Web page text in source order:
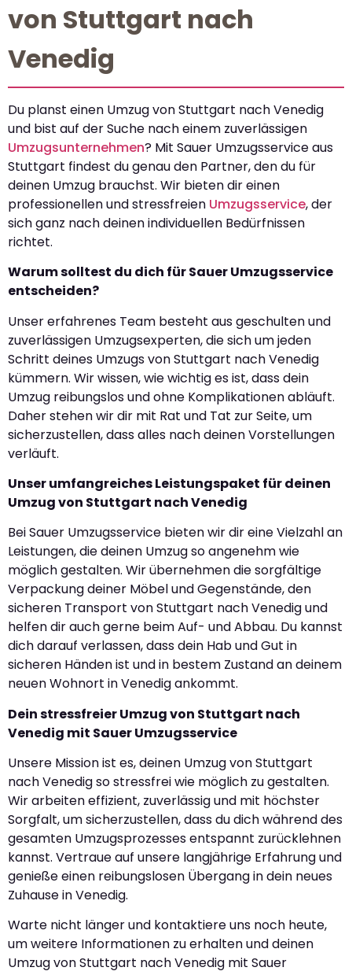
von Stuttgart nach
Venedig
Du planst einen Umzug von Stuttgart nach Venedig
und bist auf der Suche nach einem zuverlässigen
Umzugsunternehmen? Mit Sauer Umzugsservice aus
Stuttgart findest du genau den Partner, den du für
deinen Umzug brauchst. Wir bieten dir einen
professionellen und stressfreien Umzugsservice, der
sich ganz nach deinen individuellen Bedürfnissen
richtet.
Warum solltest du dich für Sauer Umzugsservice
entscheiden?
Unser erfahrenes Team besteht aus geschulten und
zuverlässigen Umzugsexperten, die sich um jeden
Schritt deines Umzugs von Stuttgart nach Venedig
kümmern. Wir wissen, wie wichtig es ist, dass dein
Umzug reibungslos und ohne Komplikationen abläuft.
Daher stehen wir dir mit Rat und Tat zur Seite, um
sicherzustellen, dass alles nach deinen Vorstellungen
verläuft.
Unser umfangreiches Leistungspaket für deinen
Umzug von Stuttgart nach Venedig
Bei Sauer Umzugsservice bieten wir dir eine Vielzahl an
Leistungen, die deinen Umzug so angenehm wie
möglich gestalten. Wir übernehmen die sorgfältige
Verpackung deiner Möbel und Gegenstände, den
sicheren Transport von Stuttgart nach Venedig und
helfen dir auch gerne beim Auf- und Abbau. Du kannst
dich darauf verlassen, dass dein Hab und Gut in
sicheren Händen ist und in bestem Zustand an deinem
neuen Wohnort in Venedig ankommt.
Dein stressfreier Umzug von Stuttgart nach
Venedig mit Sauer Umzugsservice
Unsere Mission ist es, deinen Umzug von Stuttgart
nach Venedig so stressfrei wie möglich zu gestalten.
Wir arbeiten effizient, zuverlässig und mit höchster
Sorgfalt, um sicherzustellen, dass du dich während des
gesamten Umzugsprozesses entspannt zurücklehnen
kannst. Vertraue auf unsere langjährige Erfahrung und
genieße einen reibungslosen Übergang in dein neues
Zuhause in Venedig.
Warte nicht länger und kontaktiere uns noch heute,
um weitere Informationen zu erhalten und deinen
Umzug von Stuttgart nach Venedig mit Sauer